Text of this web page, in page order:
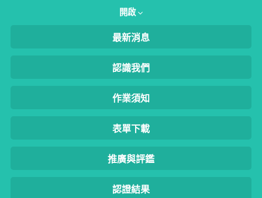
開啟
最新消息
認識我們
作業須知
表單下載
推廣與評鑑
認證結果